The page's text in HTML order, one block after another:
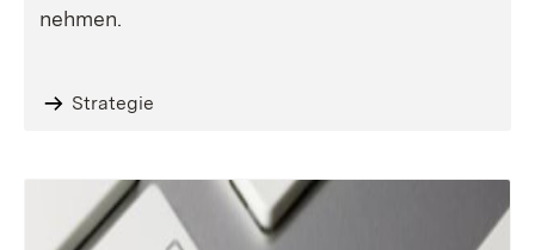
nehmen.
Strategie